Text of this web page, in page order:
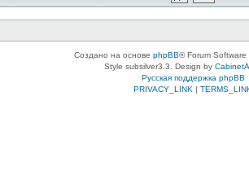
Создано на основе phpBB® Forum
Style subsilver3.3. Design by
Русская поддержка phpBB
PRIVACY_LINK |